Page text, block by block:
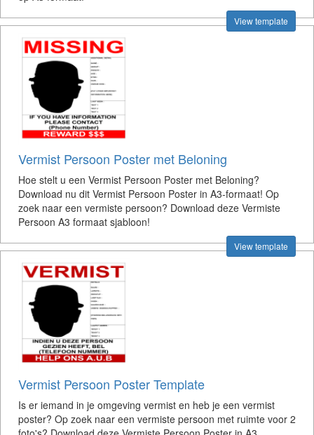
View template
Vermist Persoon Poster met Beloning
Hoe stelt u een Vermist Persoon Poster met Beloning?
Download nu dit Vermist Persoon Poster in A3-formaat! Op
zoek naar een vermiste persoon? Download deze Vermiste
Persoon A3 formaat sjabloon!
View template
Vermist Persoon Poster Template
Is er iemand in je omgeving vermist en heb je een vermist
poster? Op zoek naar een vermiste persoon met ruimte voor 2